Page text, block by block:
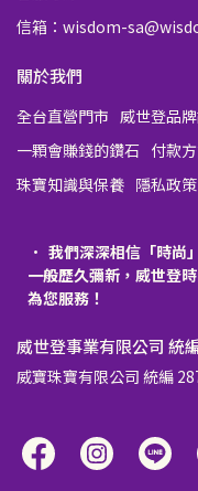
信箱：wisdom-
關於我們
全台直營門市 威世登品
一顆會賺錢的鑽石 付款
珠寶知識與保養 隱私政策
我們深深相信「時尚
一般歷久彌新，威世登
為您服務！
威世登事業有限公司 統
威寶珠寶有限公司 統編